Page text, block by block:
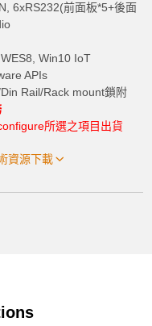
6xRS232(前面板*5+後面
Win10 IoT
APIs
Rail/Rack mount鎖附
所選之項目出貨
資源下載
物車
(Moderate)